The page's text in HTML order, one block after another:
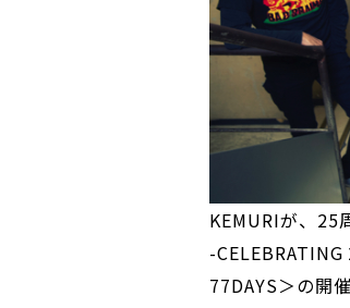
KEMURIが、25
-
77DAYS＞の開